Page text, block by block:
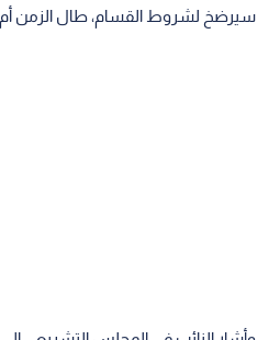
سيرضخ لشروط القسام، طال الزمن